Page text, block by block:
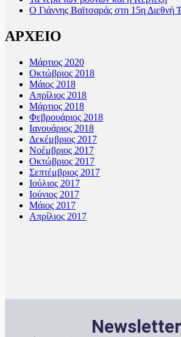
Ο Γιάννης Βαϊτσαράς στη 15η
ΑΡΧΕΙΟ
Μάρτιος 2020
Οκτώβριος 2018
Μάιος 2018
Απρίλιος 2018
Μάρτιος 2018
Φεβρουάριος 2018
Ιανουάριος 2018
Δεκέμβριος 2017
Νοέμβριος 2017
Οκτώβριος 2017
Σεπτέμβριος 2017
Ιούλιος 2017
Ιούνιος 2017
Μάιος 2017
Απρίλιος 2017
Newsletter